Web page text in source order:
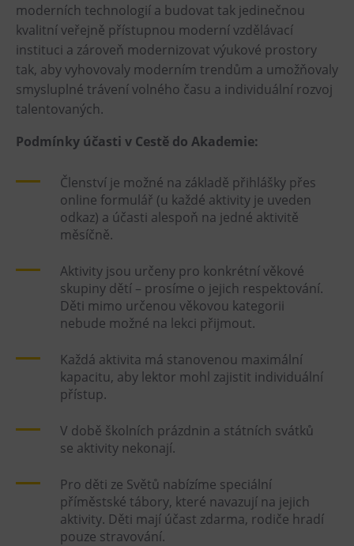
moderních technologií a budovat tak jedinečnou
kvalitní veřejně přístupnou moderní vzdělávací
instituci a zároveň modernizovat výukové prostory
tak, aby vyhovovaly moderním trendům a umožňovaly
smysluplné trávení volného času a individuální rozvoj
talentovaných.
Podmínky účasti v Cestě do Akademie:
Členství je možné na základě přihlášky přes
online formulář (u každé aktivity je uveden
odkaz) a účasti alespoň na jedné aktivitě
měsíčně.
Aktivity jsou určeny pro konkrétní věkové
skupiny dětí – prosíme o jejich respektování.
Děti mimo určenou věkovou kategorii
nebude možné na lekci přijmout.
Každá aktivita má stanovenou maximální
kapacitu, aby lektor mohl zajistit individuální
přístup.
V době školních prázdnin a státních svátků
se aktivity nekonají.
Pro děti ze Světů nabízíme speciální
příměstské tábory, které navazují na jejich
aktivity. Děti mají účast zdarma, rodiče hradí
pouze stravování.